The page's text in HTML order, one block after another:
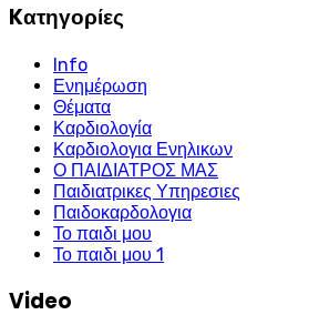
Kατηγορίες
Info
Ενημέρωση
Θέματα
Καρδιολογία
Καρδιολογια Ενηλικων
Ο ΠΑΙΔΙΑΤΡΟΣ ΜΑΣ
Παιδιατρικες Υπηρεσιες
Παιδοκαρδολογια
Το παιδι μου
Το παιδι μου 1
Video